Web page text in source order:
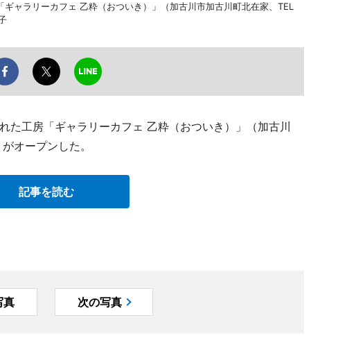
ャラリーカフェ 乙粋（おついき）」（加古川市加古川町北在家、TEL
た工房「ギャラリーカフェ 乙粋（おついき）」（加古川
オープンした。
記事を読む
真 次の写真